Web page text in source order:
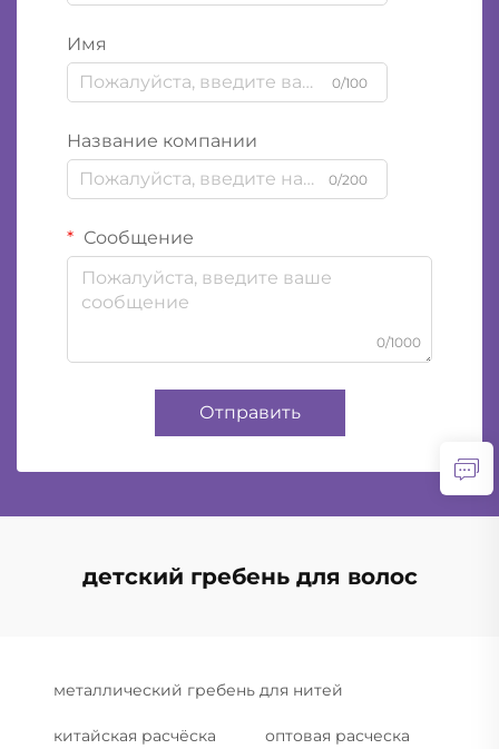
Имя
0/100
Название компании
0/200
Сообщение
0/1000
Отправить
детский гребень для волос
металлический гребень для нитей
китайская расчёска оптовая расческа